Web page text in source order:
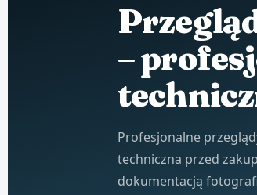
–
Profesjonalne
techniczna przed
dokumentacją